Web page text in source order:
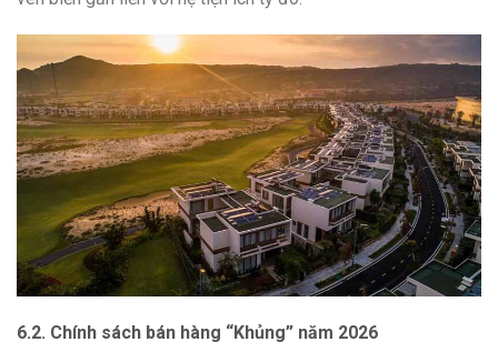
6.2. Chính sách bán hàng “Khủng” năm 2026